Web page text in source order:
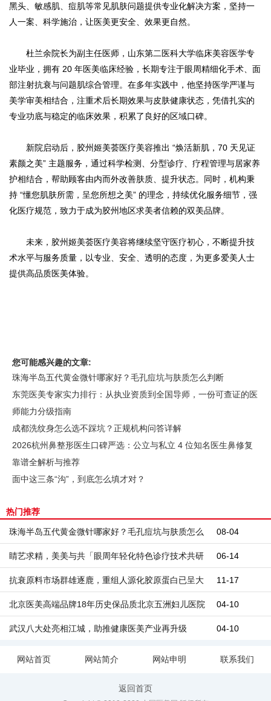
黑头、敏感肌、痘肌等常见肌肤问题提供专业化解决方案，坚持一
人一案、科学施治，让医美更安全、效果更自然。
杜兰余院长为副主任医师，山东第二医科大学临床美容医学专
业毕业，拥有 20 年医美临床经验，长期专注于眼周精细化手术、面
部注射抗衰与问题肌综合管理。在多年实践中，他坚持医学严谨与
美学审美相结合，注重术后长期效果与皮肤健康状态，凭借扎实的
专业功底与稳定的临床效果，积累了良好的区域口碑。
新院启动后，胶州姬美荟医疗美容推出 “焕活新肌，70 天见证
素颜之美” 主题服务，通过科学检测、分型诊疗、疗程管理与居家养
护相结合，帮助顾客由内而外改善肤质、提升状态。同时，机构秉
持 “懂您肌肤所需，呈您所想之美” 的理念，持续优化服务细节，强
化医疗规范，致力于成为胶州地区求美者信赖的双美品牌。
未来，胶州姬美荟医疗美容将继续坚守医疗初心，不断提升技
术水平与服务质量，以专业、安全、透明的态度，为更多爱美人士
提供高品质医美体验。
您可能感兴趣的文章:
珠海半岛五代黄金微针哪家好？毛孔痘坑与肤质怎么判断
东莞医美专家实力排行：从执业资质到全国导师，一份可查证的医
师能力分级指南
成都洗纹身怎么选不踩坑？正规机构问答详解
2026杭州鼻整形医生口碑严选：公立与私立 4 位知名医生鼻修复
靠谱全解析与推荐
面中这三条“沟”，到底怎么填才对？
热门推荐
08-04
珠海半岛五代黄金微针哪家好？毛孔痘坑与肤质怎么
判断 06-14
睛艺求精，美美与共「眼周年轻化特色诊疗技术共研
中心」授牌落成仪式 11-17
抗衰原料市场群雄逐鹿，重组人源化胶原蛋白已呈大
势！ 04-10
北京医美高端品牌18年历史保品质北京五洲妇儿医院
04-10
武汉八大处亮相江城，助推健康医美产业再升级
网站首页 网站简介 网站申明 联系我们
返回首页